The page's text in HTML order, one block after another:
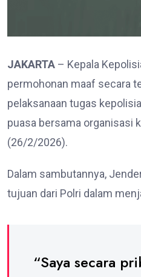
JAKARTA – Kepala
permohonan maaf secara
pelaksanaan tugas
puasa bersama organisasi
(26/2/2026).
Dalam sambutannya,
tujuan dari Polri dalam
“Saya secara